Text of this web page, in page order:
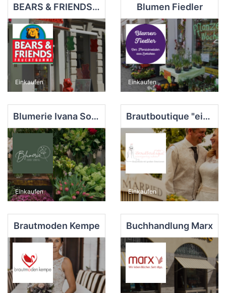
BEARS & FRIENDS Fruchtgummi
Einkaufen
Blumen Fiedler
Einkaufen
Blumerie Ivana Sonntag
Einkaufen
Brautboutique "einzigartig schön"
Einkaufen
Brautmoden Kempe Buchhandlung Marx